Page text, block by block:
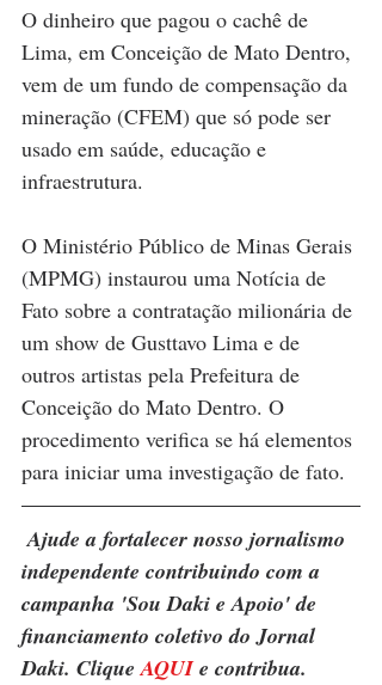
O dinheiro que pagou o cachê de
Lima, em Conceição de Mato Dentro,
vem de um fundo de compensação da
mineração (CFEM) que só pode ser
usado em saúde, educação e
infraestrutura.
O Ministério Público de Minas Gerais
(MPMG) instaurou uma Notícia de
Fato sobre a contratação milionária de
um show de Gusttavo Lima e de
outros artistas pela Prefeitura de
Conceição do Mato Dentro. O
procedimento verifica se há elementos
para iniciar uma investigação de fato.
Ajude a fortalecer nosso jornalismo
independente contribuindo com a
campanha 'Sou Daki e Apoio' de
financiamento coletivo do Jornal
Daki. Clique AQUI e contribua.